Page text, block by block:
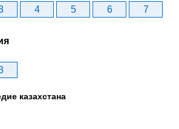
4 5 6 7
казахстана